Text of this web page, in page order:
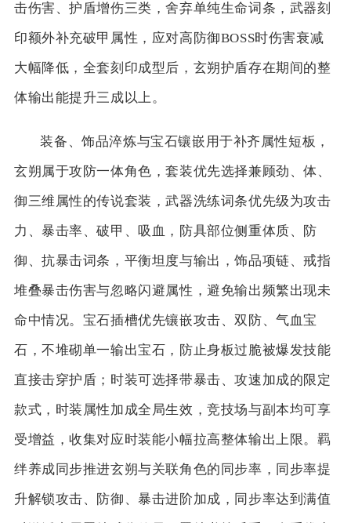
击伤害、护盾增伤三类，舍弃单纯生命词条，武器刻
印额外补充破甲属性，应对高防御BOSS时伤害衰减
大幅降低，全套刻印成型后，玄朔护盾存在期间的整
体输出能提升三成以上。
装备、饰品淬炼与宝石镶嵌用于补齐属性短板，
玄朔属于攻防一体角色，套装优先选择兼顾劲、体、
御三维属性的传说套装，武器洗练词条优先级为攻击
力、暴击率、破甲、吸血，防具部位侧重体质、防
御、抗暴击词条，平衡坦度与输出，饰品项链、戒指
堆叠暴击伤害与忽略闪避属性，避免输出频繁出现未
命中情况。宝石插槽优先镶嵌攻击、双防、气血宝
石，不堆砌单一输出宝石，防止身板过脆被爆发技能
直接击穿护盾；时装可选择带暴击、攻速加成的限定
款式，时装属性加成全局生效，竞技场与副本均可享
受增益，收集对应时装能小幅拉高整体输出上限。羁
绊养成同步推进玄朔与关联角色的同步率，同步率提
升解锁攻击、防御、暴击进阶加成，同步率达到满值